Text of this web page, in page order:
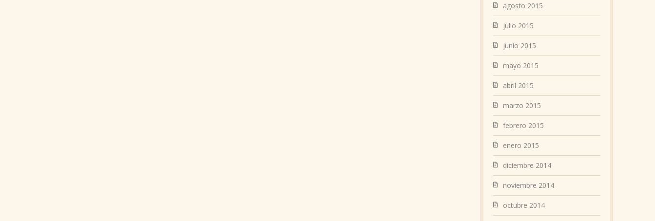
agosto 2015
julio 2015
junio 2015
mayo 2015
abril 2015
marzo 2015
febrero 2015
enero 2015
diciembre 2014
noviembre 2014
octubre 2014